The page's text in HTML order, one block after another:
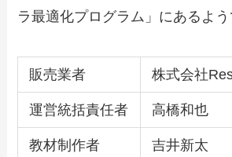
ラ最適化プログラム」にあるよう
販売業者 株式会社
運営統括責任者 高橋和也
教材制作者 吉井新太